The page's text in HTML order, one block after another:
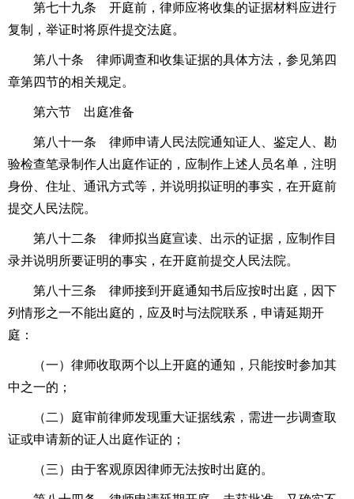
第七十九条 开庭前，律师应将收集的证据材料应进行
复制，举证时将原件提交法庭。
第八十条 律师调查和收集证据的具体方法，参见第四
章第四节的相关规定。
第六节 出庭准备
第八十一条 律师申请人民法院通知证人、鉴定人、勘
验检查笔录制作人出庭作证的，应制作上述人员名单，注明
身份、住址、通讯方式等，并说明拟证明的事实，在开庭前
提交人民法院。
第八十二条 律师拟当庭宣读、出示的证据，应制作目
录并说明所要证明的事实，在开庭前提交人民法院。
第八十三条 律师接到开庭通知书后应按时出庭，因下
列情形之一不能出庭的，应及时与法院联系，申请延期开
庭：
（一）律师收取两个以上开庭的通知，只能按时参加其
中之一的；
（二）庭审前律师发现重大证据线索，需进一步调查取
证或申请新的证人出庭作证的；
（三）由于客观原因律师无法按时出庭的。